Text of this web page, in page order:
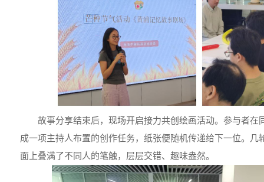
故事分享结束后，现场开启接力共创绘画活动。参与者在
成一项主持人布置的创作任务，纸张便随机传递给下一位。几
面上叠满了不同人的笔触，层层交错、趣味盎然。